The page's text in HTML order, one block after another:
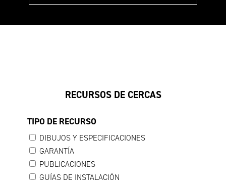
RECURSOS DE CERCAS
TIPO DE RECURSO
DIBUJOS Y ESPECIFICACIONES
GARANTÍA
PUBLICACIONES
GUÍAS DE INSTALACIÓN